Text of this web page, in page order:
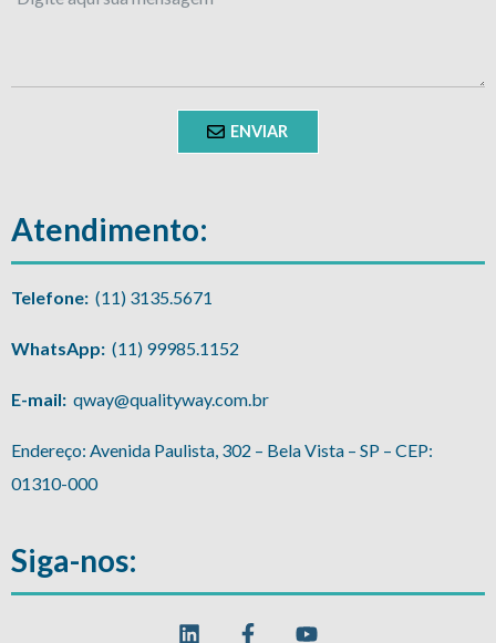
ENVIAR
Atendimento:
Telefone: (11) 3135.5671
WhatsApp: (11) 99985.1152
E-mail: qway@qualityway.com.br
Endereço: Avenida Paulista, 302 – Bela Vista – SP – CEP:
01310-000
Siga-nos: